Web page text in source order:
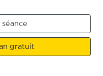
séance
gratuit